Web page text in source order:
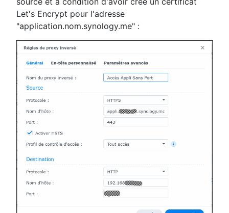
Let's Encrypt pour l'adresse
"application.nom.synology.me" :